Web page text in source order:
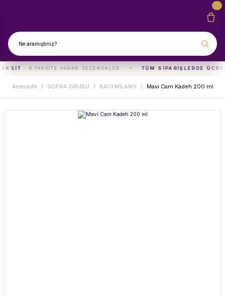
· 9 TAKSITE VARAN SEÇENEKLER TÜM SIPARIŞLERDE
Anasayfa SOFRA GRUBU BACI MILANO Mavi Cam Kadeh 200 ml